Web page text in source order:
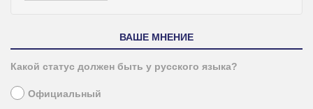
ВАШЕ МНЕНИЕ
Какой статус должен быть у русского языка?
Официальный